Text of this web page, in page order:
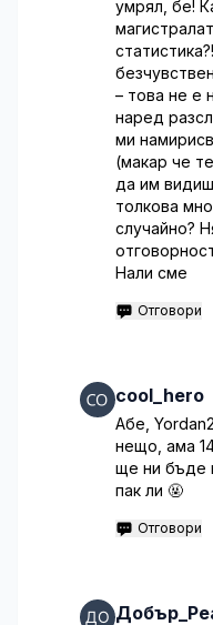
умрял, бе!
– това не е
наред
ми
(макар че
да им
толкова
случайно?
Нали сме
Отговори
cool_hero
Абе,
нещо, ама
ще ни бъде
пак ли 🤬
Отговори